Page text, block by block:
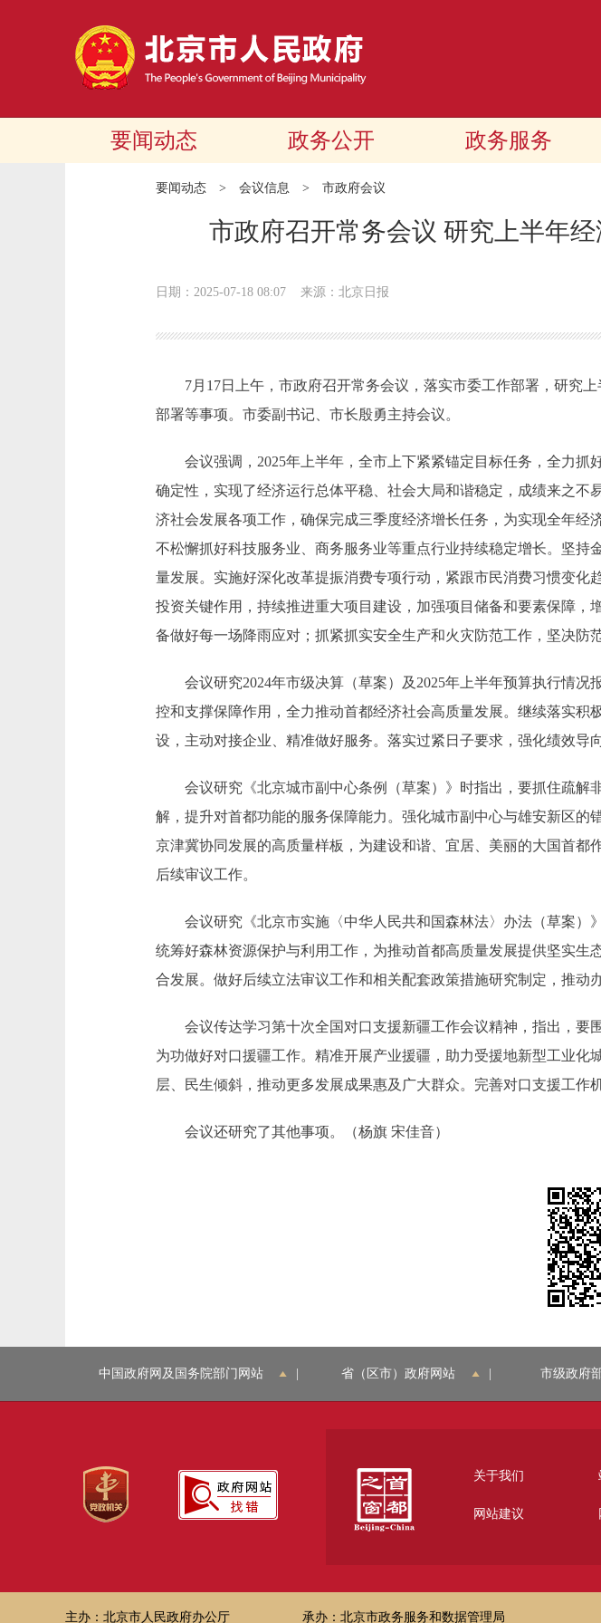
要闻动态 政务公开 政务服务
要闻动态 > 会议信息 > 市政府会议
市政府召开常务会议 研究上半年
日期：2025-07-18 08:07 来源：北京日报
7月17日上午，市政府召开常务会议，落实市委工作部署，研究上
部署等事项。市委副书记、市长殷勇主持会议。
会议强调，2025年上半年，全市上下紧紧锚定目标任务，全力抓
确定性，实现了经济运行总体平稳、社会大局和谐稳定，成绩来之
济社会发展各项工作，确保完成三季度经济增长任务，为实现全年
不松懈抓好科技服务业、商务服务业等重点行业持续稳定增长。坚
量发展。实施好深化改革提振消费专项行动，紧跟市民消费习惯变
投资关键作用，持续推进重大项目建设，加强项目储备和要素保障
备做好每一场降雨应对；抓紧抓实安全生产和火灾防范工作，坚决防
会议研究2024年市级决算（草案）及2025年上半年预算执行情况
控和支撑保障作用，全力推动首都经济社会高质量发展。继续落实
设，主动对接企业、精准做好服务。落实过紧日子要求，强化绩效导
会议研究《北京城市副中心条例（草案）》时指出，要抓住疏解
解，提升对首都功能的服务保障能力。强化城市副中心与雄安新区
京津冀协同发展的高质量样板，为建设和谐、宜居、美丽的大国首
后续审议工作。
会议研究《北京市实施〈中华人民共和国森林法〉办法（草案）
统筹好森林资源保护与利用工作，为推动首都高质量发展提供坚实
合发展。做好后续立法审议工作和相关配套政策措施研究制定，推动
会议传达学习第十次全国对口支援新疆工作会议精神，指出，要
为功做好对口援疆工作。精准开展产业援疆，助力受援地新型工业
层、民生倾斜，推动更多发展成果惠及广大群众。完善对口支援工作
会议还研究了其他事项。（杨旗 宋佳音）
中国政府网及国务院部门网站 省（区市）政府网站 市级政府
关于我们
网站建议
主办：北京市人民政府办公厅 承办：北京市政务服务和数据管理局